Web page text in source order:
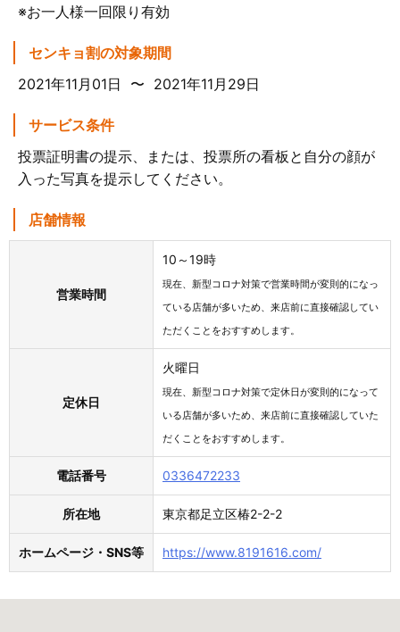
※お一人様一回限り有効
センキョ割の対象期間
2021年11月01日 〜 2021年11月29日
サービス条件
投票証明書の提示、または、投票所の看板と自分の顔が
入った写真を提示してください。
店舗情報
営業時間
10～19時
現在、新型コロナ対策で営業時間が変則的になっ
ている店舗が多いため、来店前に直接確認してい
ただくことをおすすめします。
定休日
火曜日
現在、新型コロナ対策で定休日が変則的になって
いる店舗が多いため、来店前に直接確認していた
だくことをおすすめします。
電話番号 0336472233
所在地 東京都足立区椿2-2-2
ホームページ・SNS等 https://www.8191616.com/